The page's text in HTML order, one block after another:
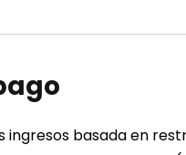
basada en